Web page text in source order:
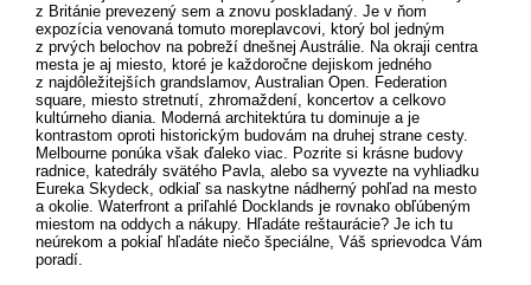
z Británie prevezený sem a znovu poskladaný. Je v ňom
expozícia venovaná tomuto moreplavcovi, ktorý bol jedným
z prvých belochov na pobreží dnešnej Austrálie. Na okraji centra
mesta je aj miesto, ktoré je každoročne dejiskom jedného
z najdôležitejších grandslamov, Australian Open. Federation
square, miesto stretnutí, zhromaždení, koncertov a celkovo
kultúrneho diania. Moderná architektúra tu dominuje a je
kontrastom oproti historickým budovám na druhej strane cesty.
Melbourne ponúka však ďaleko viac. Pozrite si krásne budovy
radnice, katedrály svätého Pavla, alebo sa vyvezte na vyhliadku
Eureka Skydeck, odkiaľ sa naskytne nádherný pohľad na mesto
a okolie. Waterfront a priľahlé Docklands je rovnako obľúbeným
miestom na oddych a nákupy. Hľadáte reštaurácie? Je ich tu
neúrekom a pokiaľ hľadáte niečo špeciálne, Váš sprievodca Vám
poradí.